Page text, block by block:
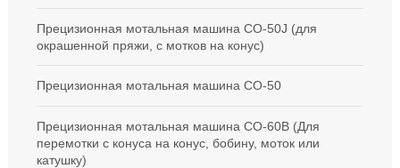
Прецизионная мотальная машина CO-50J (для
окрашенной пряжи, с мотков на конус)
Прецизионная мотальная машина СО-50
Прецизионная мотальная машина CO-60B (Для
перемотки с конуса на конус, бобину, моток или
катушку)